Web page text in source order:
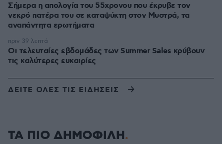
Σήμερα η απολογία του 55χρονου που έκρυβε τον
νεκρό πατέρα του σε καταψύκτη στον Μυστρά, τα
αναπάντητα ερωτήματα
Οι τελευταίες εβδομάδες των Summer Sales κρύβουν
τις καλύτερες ευκαιρίες
πριν 39 λεπτά
ΔΕΙΤΕ ΟΛΕΣ ΤΙΣ ΕΙΔΗΣΕΙΣ
ΤΑ ΠΙΟ ΔΗΜΟΦΙΛΗ